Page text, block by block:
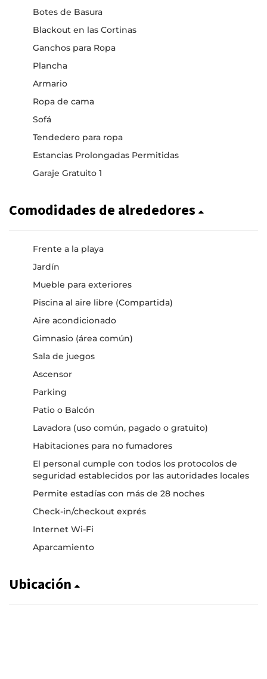
Botes de Basura
Blackout en las Cortinas
Ganchos para Ropa
Plancha
Armario
Ropa de cama
Sofá
Tendedero para ropa
Estancias Prolongadas Permitidas
Garaje Gratuito 1
Comodidades de alrededores
Frente a la playa
Jardín
Mueble para exteriores
Piscina al aire libre (Compartida)
Aire acondicionado
Gimnasio (área común)
Sala de juegos
Ascensor
Parking
Patio o Balcón
Lavadora (uso común, pagado o gratuito)
Habitaciones para no fumadores
El personal cumple con todos los protocolos de
seguridad establecidos por las autoridades locales
Permite estadías con más de 28 noches
Check-in/checkout exprés
Internet Wi-Fi
Aparcamiento
Ubicación